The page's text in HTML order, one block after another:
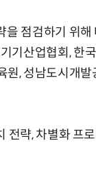
을 점검하기 위
기산업협회, 한
, 성남도시개
전략, 차별화 프